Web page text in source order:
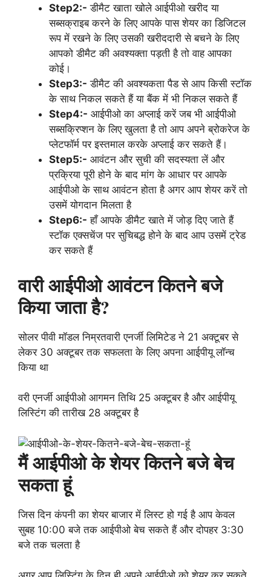
Step2:- डीमैट खाता खोले आईपीओ खरीद या
सब्सक्राइब करने के लिए आपके पास शेयर का डिजिटल
रूप में रखने के लिए उसकी खरीददारी से बचने के लिए
आपको डीमैट की अवश्यक्ता पड़ती है तो वाह आपका
कोई।
Step3:- डीमैट की अवश्यकता पैड से आप किसी स्टॉक
के साथ निकल सकते हैं या बैंक में भी निकल सकते हैं
Step4:- आईपीओ का अप्लाई करें जब भी आईपीओ
सब्सक्रिप्शन के लिए खुलता है तो आप अपने ब्रोकरेज के
प्लेटफॉर्म पर इस्तमाल करके अप्लाई कर सकते हैं।
Step5:- आवंटन और सुची की सदस्यता लें और
प्रक्रिया पूरी होने के बाद मांग के आधार पर आपके
आईपीओ के साथ आवंटन होता है अगर आप शेयर करें तो
उसमें योगदान मिलता है
Step6:- हाँ आपके डीमैट खाते में जोड़ दिए जाते हैं
स्टॉक एक्सचेंज पर सुचिबद्ध होने के बाद आप उसमें ट्रेड
कर सकते हैं
वारी आईपीओ आवंटन कितने बजे
किया जाता है?
सोलर पीवी मॉडल निम्रतवारी एनर्जी लिमिटेड ने 21 अक्टूबर से
लेकर 30 अक्टूबर तक सफलता के लिए अपना आईपीयू लॉन्च
किया था
वरी एनर्जी आईपीओ आगमन तिथि 25 अक्टूबर है और आईपीयू
लिस्टिंग की तारीख 28 अक्टूबर है
मैं आईपीओ के शेयर कितने बजे बेच
सकता हूं
जिस दिन कंपनी का शेयर बाजार में लिस्ट हो गई है आप केवल
सुबह 10:00 बजे तक आईपीओ बेच सकते हैं और दोपहर 3:30
बजे तक चलता है